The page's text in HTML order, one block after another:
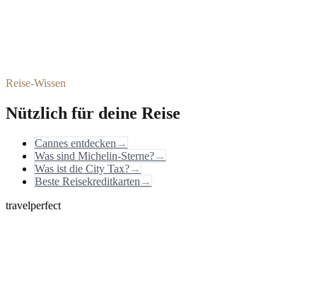
Reise-Wissen
Nützlich für deine Reise
Cannes entdecken →
Was sind Michelin-Sterne?→
Was ist die City Tax?→
Beste Reisekreditkarten →
travelperfect